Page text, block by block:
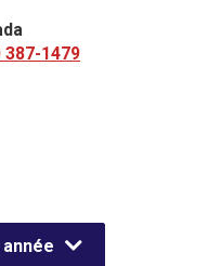
387-1479